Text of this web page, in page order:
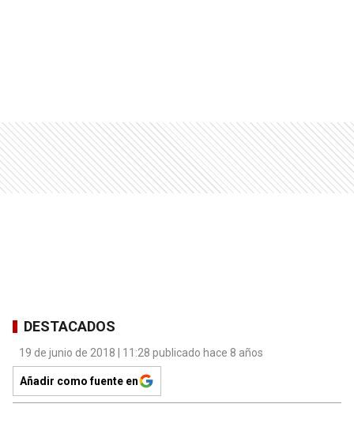
DESTACADOS
19 de junio de 2018 | 11:28 publicado hace 8 años
Añadir como fuente en